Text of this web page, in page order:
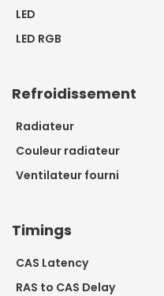
LED
LED RGB
Refroidissement
Radiateur
Couleur radiateur
Ventilateur fourni
Timings
CAS Latency
RAS to CAS Delay